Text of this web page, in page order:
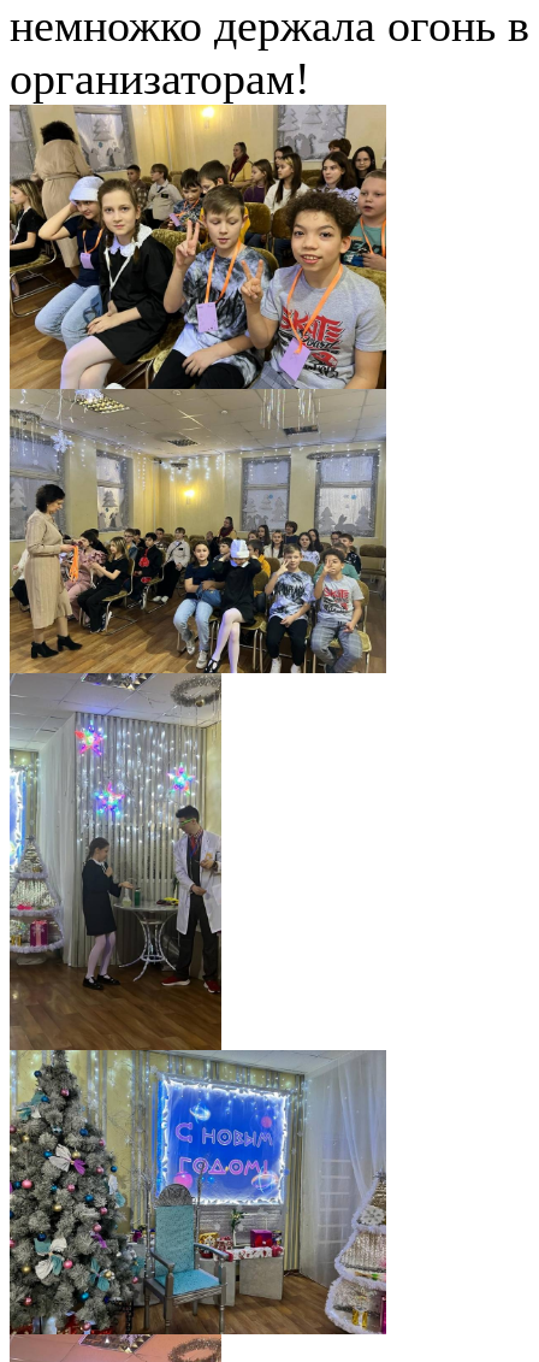
немножко держала огонь
организаторам!